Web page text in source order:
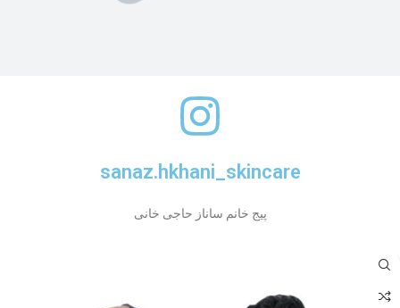
sanaz.hkhani_skincare
پیج خانم ساناز حاجی خانی